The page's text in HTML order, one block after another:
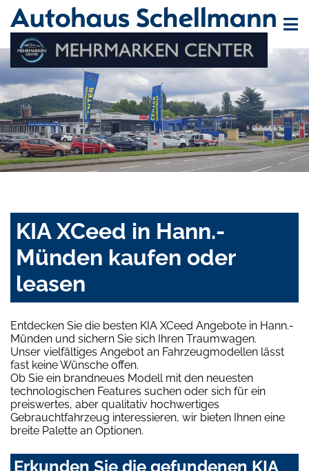
KIA XCeed in Hann.-
Münden kaufen oder
leasen
Entdecken Sie die besten KIA XCeed Angebote in Hann.-
Münden und sichern Sie sich Ihren Traumwagen.
Unser vielfältiges Angebot an Fahrzeugmodellen lässt
fast keine Wünsche offen.
Ob Sie ein brandneues Modell mit den neuesten
technologischen Features suchen oder sich für ein
preiswertes, aber qualitativ hochwertiges
Gebrauchtfahrzeug interessieren, wir bieten Ihnen eine
breite Palette an Optionen.
Erkunden Sie die gefundenen KIA